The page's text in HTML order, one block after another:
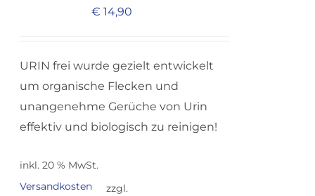
€ 14,90
URIN frei wurde gezielt entwickelt
um organische Flecken und
unangenehme Gerüche von Urin
effektiv und biologisch zu reinigen!
inkl. 20 % MwSt.
zzgl.
Versandkosten